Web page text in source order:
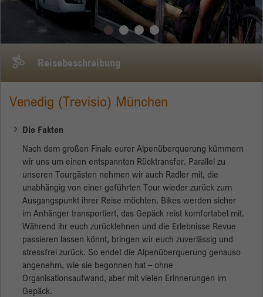
Reisebeschreibung
Venedig (Trevisio) München
Die Fakten
Nach dem großen Finale eurer Alpenüberquerung kümmern
wir uns um einen entspannten Rücktransfer. Parallel zu
unseren Tourgästen nehmen wir auch Radler mit, die
unabhängig von einer geführten Tour wieder zurück zum
Ausgangspunkt ihrer Reise möchten. Bikes werden sicher
im Anhänger transportiert, das Gepäck reist komfortabel mit.
Während ihr euch zurücklehnen und die Erlebnisse Revue
passieren lassen könnt, bringen wir euch zuverlässig und
stressfrei zurück. So endet die Alpenüberquerung genauso
angenehm, wie sie begonnen hat – ohne
Organisationsaufwand, aber mit vielen Erinnerungen im
Gepäck.
Name
Laufzeit 1 Tag
Zweck
Dieses Cookie wird von Google Analytics
Besucher eine Website nutzen, und hilft bei der
Erstellung eines Analyseberichts über den
Zustand der Website. Die gesammelten Daten,
einschließlich der Anzahl der Besucher, der
Quelle, aus der sie gekommen sind, und der
Seiten, die in anonymisierter Form besucht
wurden.
_gat_gtag_UA_135905452_1
Anbieter